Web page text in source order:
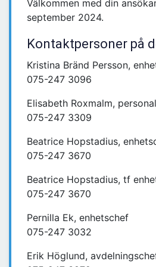
Välkommen med din
september 2024.
Kontaktpersoner på
Kristina Bränd Persson,
075-247 3096
Elisabeth Roxmalm,
075-247 3309
Beatrice Hopstadius,
075-247 3670
Beatrice Hopstadius, tf
075-247 3670
Pernilla Ek, enhetschef
075-247 3032
Erik Höglund,